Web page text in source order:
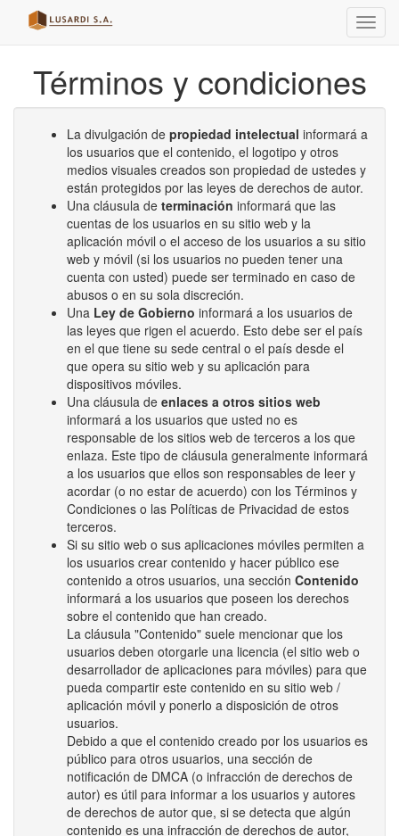
Menú
de
Términos y condiciones
La divulgación de propiedad intelectual informará a
los usuarios que el contenido, el logotipo y otros
medios visuales creados son propiedad de ustedes y
están protegidos por las leyes de derechos de autor.
Una cláusula de terminación informará que las
cuentas de los usuarios en su sitio web y la
aplicación móvil o el acceso de los usuarios a su sitio
web y móvil (si los usuarios no pueden tener una
cuenta con usted) puede ser terminado en caso de
abusos o en su sola discreción.
Una Ley de Gobierno informará a los usuarios de
las leyes que rigen el acuerdo. Esto debe ser el país
en el que tiene su sede central o el país desde el
que opera su sitio web y su aplicación para
dispositivos móviles.
Una cláusula de enlaces a otros sitios web
informará a los usuarios que usted no es
responsable de los sitios web de terceros a los que
enlaza. Este tipo de cláusula generalmente informará
a los usuarios que ellos son responsables de leer y
acordar (o no estar de acuerdo) con los Términos y
Condiciones o las Políticas de Privacidad de estos
terceros.
Si su sitio web o sus aplicaciones móviles permiten a
los usuarios crear contenido y hacer público ese
contenido a otros usuarios, una sección Contenido
informará a los usuarios que poseen los derechos
sobre el contenido que han creado.
La cláusula "Contenido" suele mencionar que los
usuarios deben otorgarle una licencia (el sitio web o
desarrollador de aplicaciones para móviles) para que
pueda compartir este contenido en su sitio web /
aplicación móvil y ponerlo a disposición de otros
usuarios.
Debido a que el contenido creado por los usuarios es
público para otros usuarios, una sección de
notificación de DMCA (o infracción de derechos de
autor) es útil para informar a los usuarios y autores
de derechos de autor que, si se detecta que algún
contenido es una infracción de derechos de autor,